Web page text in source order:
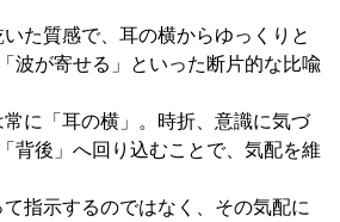
いた質感で、耳の横からゆっくりと
波が寄せる」といった断片的な比喩
常に「耳の横」。時折、意識に気づ
背後」へ回り込むことで、気配を維
て指示するのではなく、その気配に